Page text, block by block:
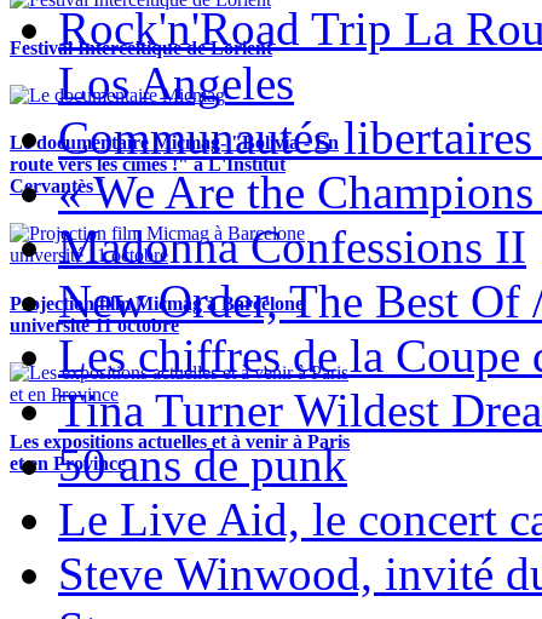
Festival Interceltique de Lorient
Le documentaire Micmag- "Bolivia - En
route vers les cimes !" à L'Institut
Cervantès !
Projection film Micmag à Barcelone
université 11 octobre
Les expositions actuelles et à venir à Paris
et en Province
Rock'n'Road Trip La
Los Angeles
Communautés libertaires
« We Are the
Madonna Confessions II
New Order, The Best Of
Les chiffres de la Coupe
Tina Turner Wildest
50 ans de punk
Le Live Aid, le concert
Steve Winwood, invité